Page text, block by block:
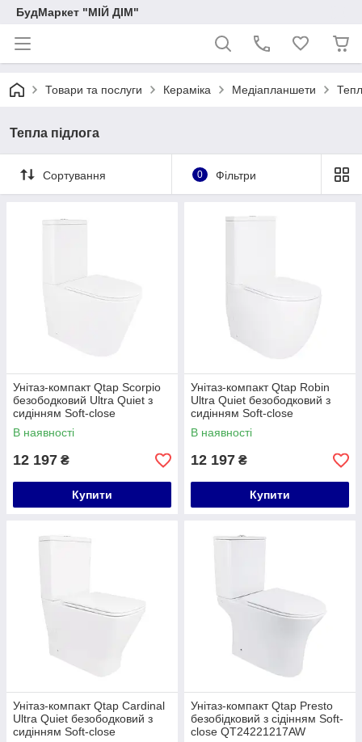
БудМаркет "МІЙ ДІМ"
Товари та послуги Кераміка Медіапланшети
Тепла підлога
Сортування 0 Фільтри
Унітаз-компакт Qtap Scorpio
безободковий Ultra Quiet з
сидінням Soft-close
QT14226088AW
В наявності
12 197 ₴
Купити
Унітаз-компакт Qtap Robin
Ultra Quiet безободковий з
сидінням Soft-close
QT13226089AW
В наявності
12 197 ₴
Купити
Унітаз-компакт Qtap Cardinal
Ultra Quiet безободковий з
сидінням Soft-close
Унітаз-компакт Qtap Presto
безобідковий з сідінням Soft-
close QT24221217AW